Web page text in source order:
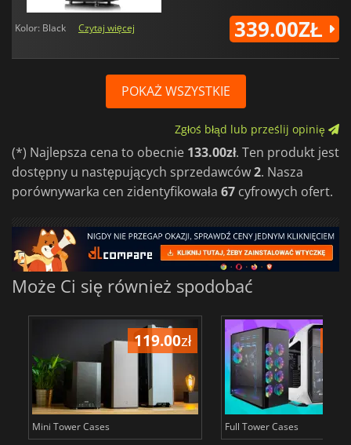
Kolor: Black Czytaj więcej 339.00ZŁ
POKAŻ WSZYSTKIE
Zgłoś błąd lub prześlij opinię
(*) Najlepsza cena to obecnie 133.00zł. Ten produkt jest
dostępny u następujących sprzedawców2. Nasza
porównywarka cen zidentyfikowała 67 cyfrowych ofert.
Może Ci się również spodobać
119.00zł
Mini Tower Cases Full Tower Cases